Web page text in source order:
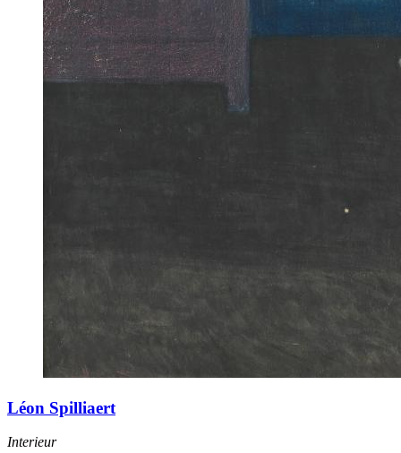
Léon Spilliaert
Interieur